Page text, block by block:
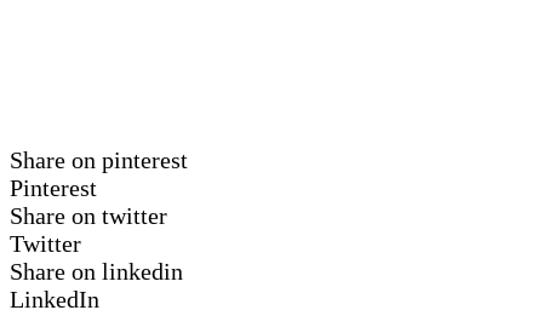
Share on pinterest
Pinterest
Share on twitter
Twitter
Share on linkedin
LinkedIn